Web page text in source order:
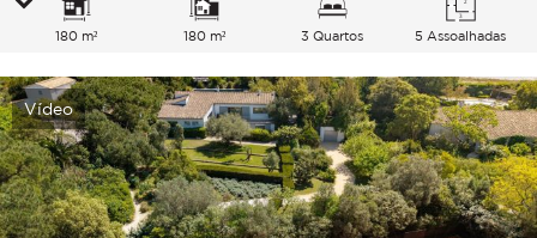
180 m² 180 m² 3 Quartos 5 Assoalhadas
Vídeo